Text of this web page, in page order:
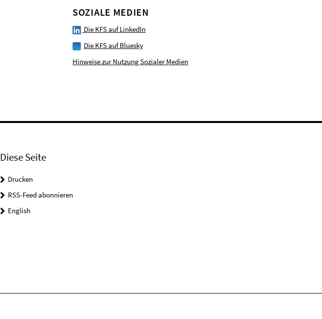
SOZIALE MEDIEN
Die KFS auf LinkedIn
Die KFS auf Bluesky
Hinweise zur Nutzung Sozialer Medien
Diese Seite
Drucken
RSS-Feed abonnieren
English